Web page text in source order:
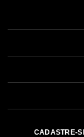
CADASTRE-